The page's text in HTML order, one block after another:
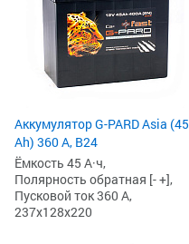
Аккумулятор G-PARD Asia (45
Ah) 360 А, B24
Ёмкость 45 А·ч,
Полярность обратная [- +],
Пусковой ток 360 А,
237x128x220